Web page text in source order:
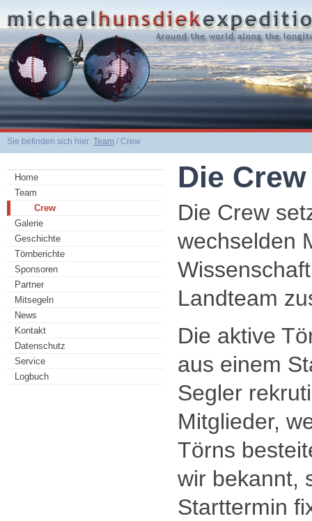
Sie befinden sich hier: Team / Crew
Home
Team
Crew
Galerie
Geschichte
Törnberichte
Sponsoren
Partner
Mitsegeln
News
Kontakt
Datenschutz
Service
Logbuch
Die Crew
Die Crew
wechselden
Landteam
Die aktive
aus einem
Segler
Mitglieder,
Törns
wir bekannt,
Starttermin